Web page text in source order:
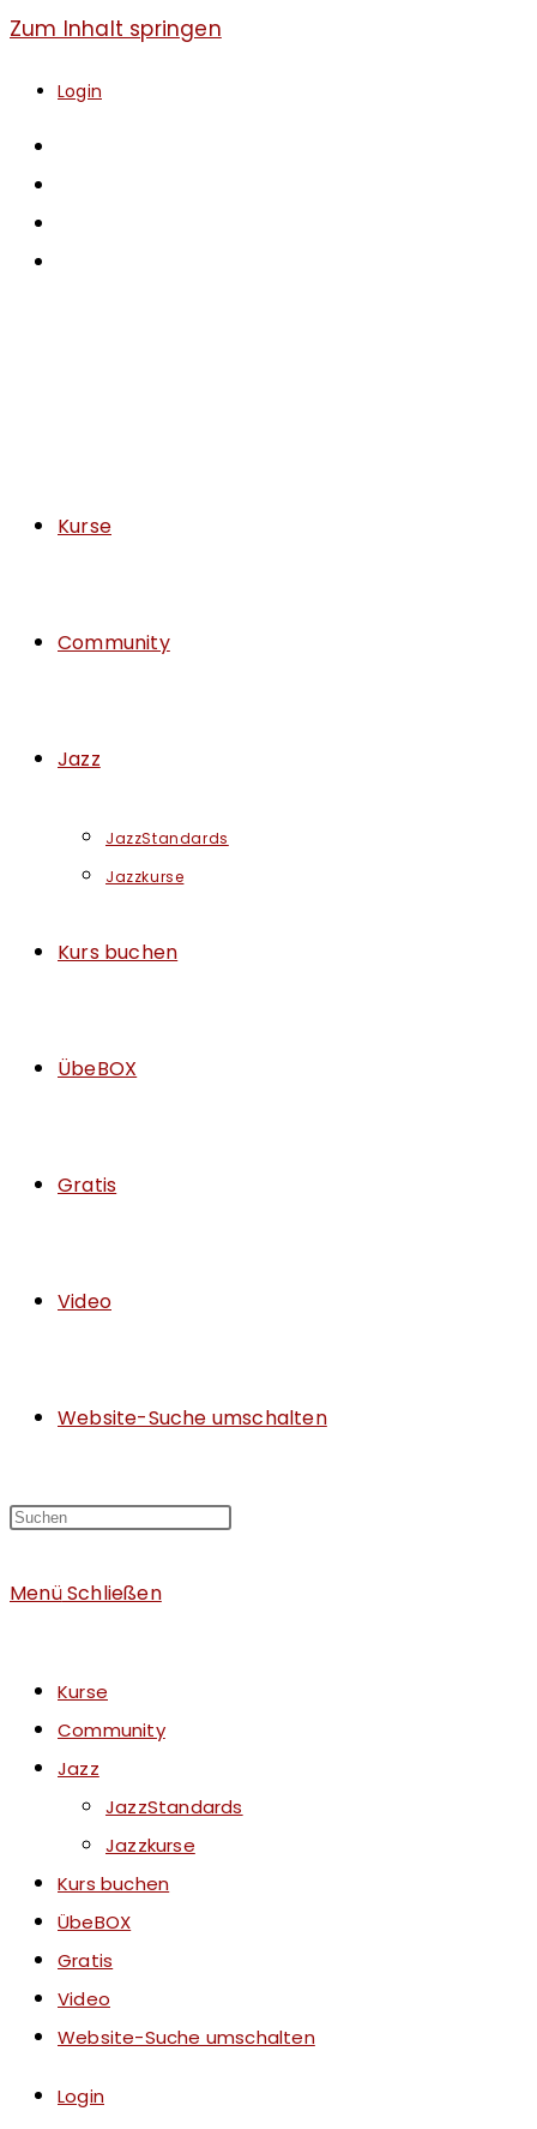
Zum Inhalt springen
Login
Kurse
Community
Jazz
JazzStandards
Jazzkurse
Kurs buchen
ÜbeBOX
Gratis
Video
Website-Suche umschalten
MenüSchließen
Kurse
Community
Jazz
JazzStandards
Jazzkurse
Kurs buchen
ÜbeBOX
Gratis
Video
Website-Suche umschalten
Login